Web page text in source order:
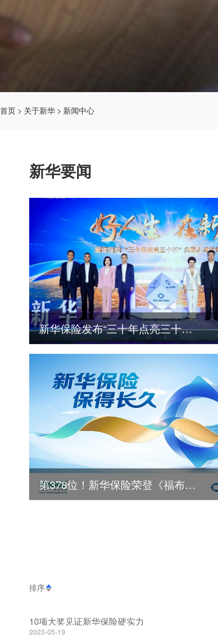
首页 > 关于新华 > 新闻中心
新华要闻
新华保险发布“三十年点亮三十城”全国人才计划
第378位！新华保险荣登《福布斯》全球500强
排序
10项大奖见证新华保险硬实力
2023-05-19